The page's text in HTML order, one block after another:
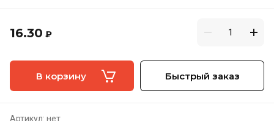
16.30 ₽
В корзину Быстрый заказ
Артикул: нет